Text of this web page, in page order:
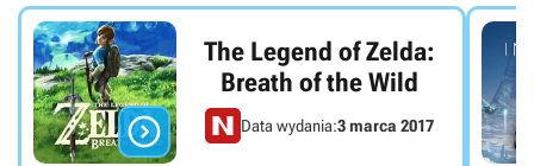

The Legend of Zelda:
Breath of the Wild
Data wydania:3 marca 2017